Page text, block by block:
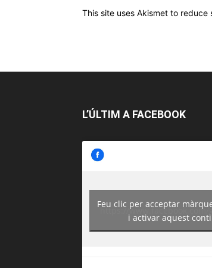
This site uses Akismet to reduce
L’ÚLTIM A FACEBOOK
https://
Feu clic per acceptar
i activar aquest